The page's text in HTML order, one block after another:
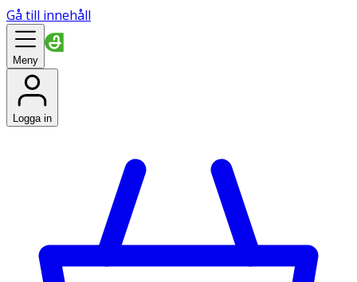
Gå till innehåll
Meny
Logga in